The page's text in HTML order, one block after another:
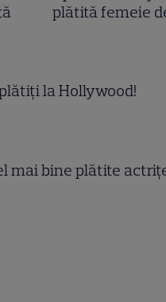
plătită femeie
la Hollywood!
mai bine plătite